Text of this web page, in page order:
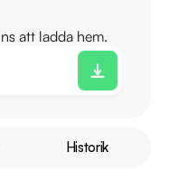
att ladda hem.
Historik